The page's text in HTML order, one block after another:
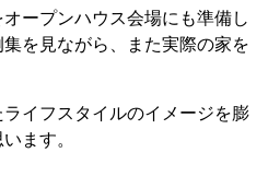
ープンハウス会場にも準備し
を見ながら、また実際の家を
ライフスタイルのイメージを膨
ます。